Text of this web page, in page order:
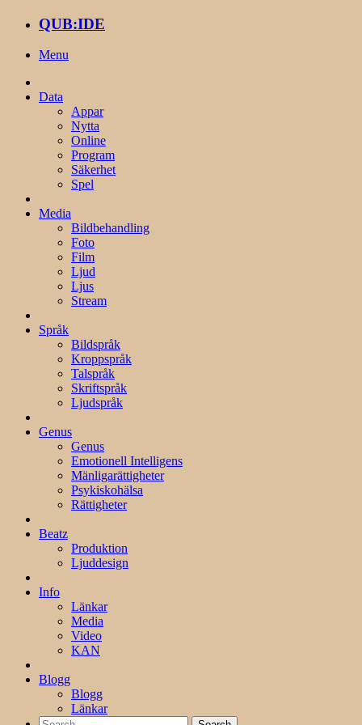
QUB:IDE
Menu
Data
Appar
Nytta
Online
Program
Säkerhet
Spel
Media
Bildbehandling
Foto
Film
Ljud
Ljus
Stream
Språk
Bildspråk
Kroppspråk
Talspråk
Skriftspråk
Ljudspråk
Genus
Genus
Emotionell Intelligens
Mänligarättigheter
Psykiskohälsa
Rättigheter
Beatz
Produktion
Ljuddesign
Info
Länkar
Media
Video
KAN
Blogg
Blogg
Länkar